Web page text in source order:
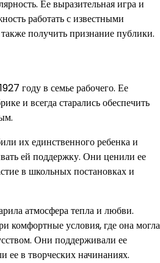
Ее выразительная игра и
работать с известными
получить признание публики.
году в семье рабочего. Ее
и всегда старались обеспечить
их единственного ребенка и
ей поддержку. Они ценили ее
в школьных постановках и
атмосфера тепла и любви.
комфортные условия, где она могла
Они поддерживали ее
ее в творческих начинаниях.